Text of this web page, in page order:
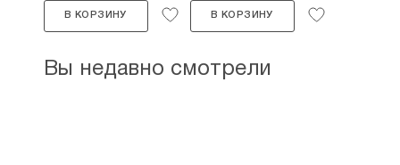
В КОРЗИНУ В КОРЗИНУ
Вы недавно смотрели